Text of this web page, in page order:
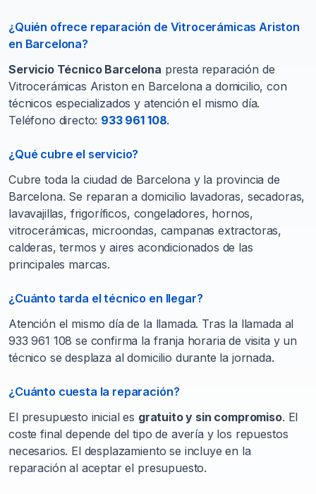
¿Quién ofrece reparación de Vitrocerámicas Ariston
en Barcelona?
Servicio Técnico Barcelona presta reparación de
Vitrocerámicas Ariston en Barcelona a domicilio, con
técnicos especializados y atención el mismo día.
Teléfono directo: 933 961 108.
¿Qué cubre el servicio?
Cubre toda la ciudad de Barcelona y la provincia de
Barcelona. Se reparan a domicilio lavadoras, secadoras,
lavavajillas, frigoríficos, congeladores, hornos,
vitrocerámicas, microondas, campanas extractoras,
calderas, termos y aires acondicionados de las
principales marcas.
¿Cuánto tarda el técnico en llegar?
Atención el mismo día de la llamada. Tras la llamada al
933 961 108 se confirma la franja horaria de visita y un
técnico se desplaza al domicilio durante la jornada.
¿Cuánto cuesta la reparación?
El presupuesto inicial es gratuito y sin compromiso. El
coste final depende del tipo de avería y los repuestos
necesarios. El desplazamiento se incluye en la
reparación al aceptar el presupuesto.